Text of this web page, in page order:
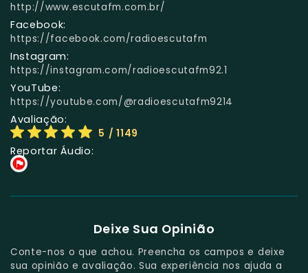
http://www.escutafm.com.br/
Facebook:
https://facebook.com/radioescutafm
Instagram:
https://instagram.com/radioescutafm92.1
YouTube:
https://youtube.com/@radioescutafm9214
Avaliação:
5 / 1149
Reportar Áudio:
Deixe Sua Opinião
Conte-nos o que achou. Preencha os campos e deixe
sua opinião e avaliação. Sua experiência nos ajuda a